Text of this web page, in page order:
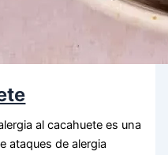
al cacahuete es una
ataques de alergia